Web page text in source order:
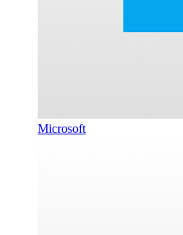
Microsoft